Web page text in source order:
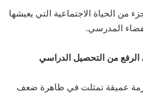
من الحياة الاجتماعية التي يعيشها
المدرسي.
الرفع من التحصيل الدراسي
أزمة عميقة تمثلت في ظاهرة ضعف